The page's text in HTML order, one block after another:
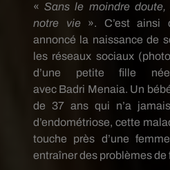
«Sans le moindre
notre vie». C’est ainsi
annoncé la naissance de
les réseaux sociaux
d’une petite fille
avec Badri Menaia. Un
de 37 ans qui n’a jamais
d’endométriose, cette
touche près d’une
entraîner des problèmes de